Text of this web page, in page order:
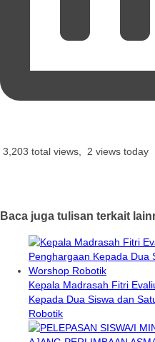
3,203 total views, 2 views today
Baca juga tulisan terkait
Kepala Madrasah Fitri
Kepada Dua Siswa dan
Robotik